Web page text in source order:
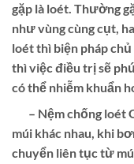
gặp là loét. Thường
như vùng cùng cụt,
loét thì biện pháp
thì việc điều trị sẽ
có thể nhiễm khuẩn
– Nệm chống loét
múi khác nhau, khi
chuyển liên tục từ